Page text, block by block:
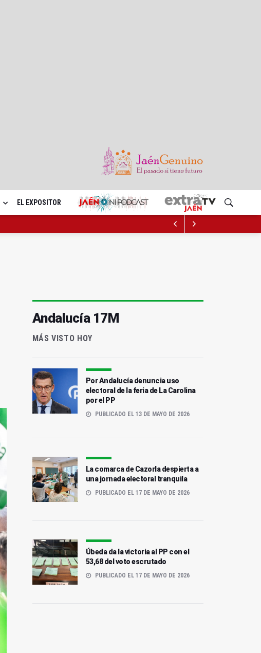
EL EXPOSITOR
Andalucía 17M
MÁS VISTO HOY
Por Andalucía denuncia uso
electoral de la feria de La Carolina
por el PP
PUBLICADO EL 13 DE MAYO DE 2026
La comarca de Cazorla despierta a
una jornada electoral tranquila
PUBLICADO EL 17 DE MAYO DE 2026
Úbeda da la victoria al PP con el
53,68 del voto escrutado
PUBLICADO EL 17 DE MAYO DE 2026